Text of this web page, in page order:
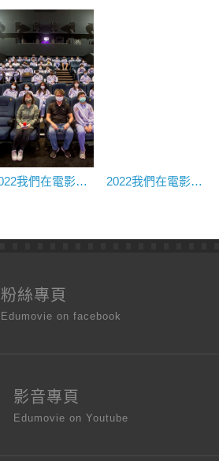
2022我們在電影院上課@國家影視聽中心★《不能沒有你》｜新北市恆毅高中 2022我們在電影院上課@嘉義縣安仁家園★《台北星期天》
粉絲專頁
Edumovie on facebook
影音專頁
Edumovie on Youtube